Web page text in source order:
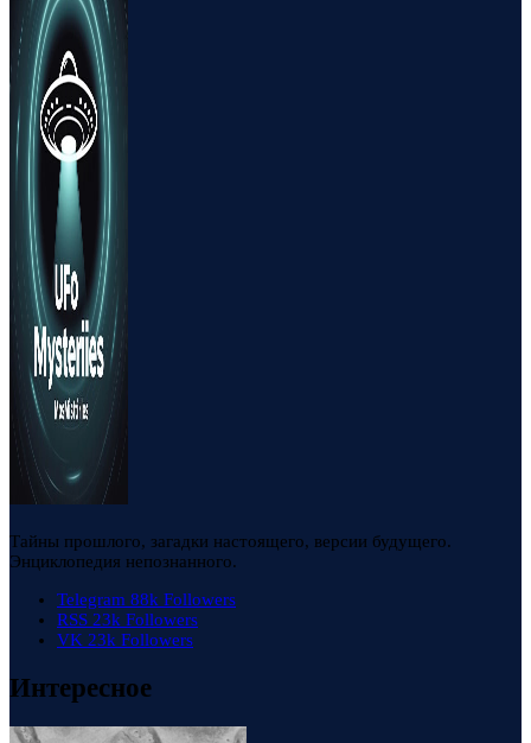
Тайны прошлого, загадки настоящего, версии будущего.
Энциклопедия непознанного.
Telegram 88k Followers
RSS 23k Followers
VK 23k Followers
Интересное